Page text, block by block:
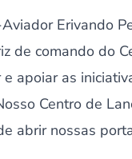
Erivando
de comando do
apoiar as
Centro de
abrir nossas